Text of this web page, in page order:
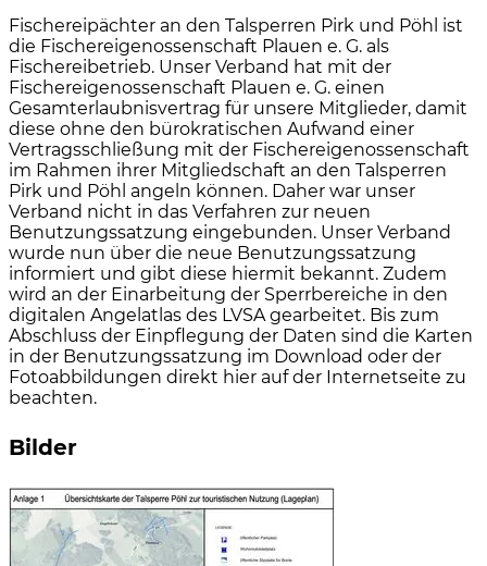
Fischereipächter an den Talsperren Pirk und Pöhl ist
die Fischereigenossenschaft Plauen e. G. als
Fischereibetrieb. Unser Verband hat mit der
Fischereigenossenschaft Plauen e. G. einen
Gesamterlaubnisvertrag für unsere Mitglieder, damit
diese ohne den bürokratischen Aufwand einer
Vertragsschließung mit der Fischereigenossenschaft
im Rahmen ihrer Mitgliedschaft an den Talsperren
Pirk und Pöhl angeln können. Daher war unser
Verband nicht in das Verfahren zur neuen
Benutzungssatzung eingebunden. Unser Verband
wurde nun über die neue Benutzungssatzung
informiert und gibt diese hiermit bekannt. Zudem
wird an der Einarbeitung der Sperrbereiche in den
digitalen Angelatlas des LVSA gearbeitet. Bis zum
Abschluss der Einpflegung der Daten sind die Karten
in der Benutzungssatzung im Download oder der
Fotoabbildungen direkt hier auf der Internetseite zu
beachten.
Bilder